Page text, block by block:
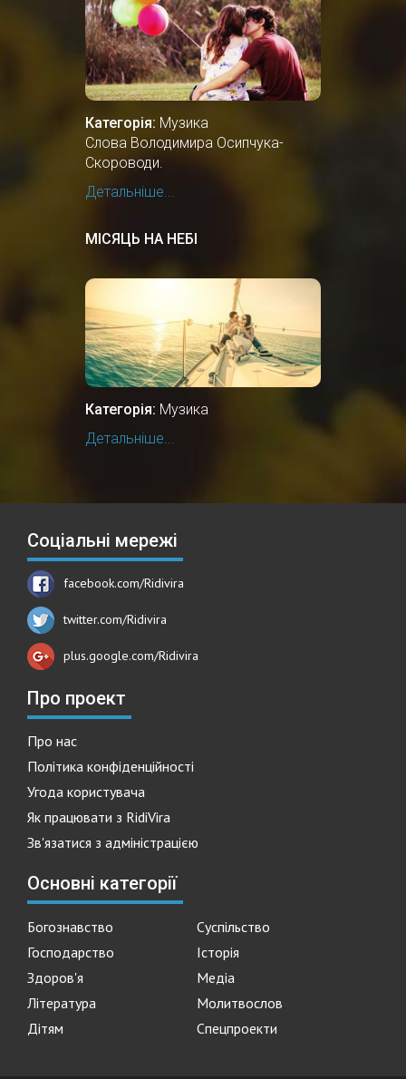
Категорія: Музика
Слова Володимира Осипчука-
Скороводи.
Детальніше...
МІСЯЦЬ НА НЕБІ
Категорія: Музика
Детальніше...
Соціальні мережі
facebook.com/Ridivira
twitter.com/Ridivira
plus.google.com/Ridivira
Про проект
Про нас
Політика конфіденційності
Угода користувача
Як працювати з RidiVira
Зв'язатися з адміністрацією
Основні категорії
Богознавство
Суспільство
Господарство
Історія
Здоров'я
Медіа
Література
Молитвослов
Дітям
Спецпроекти